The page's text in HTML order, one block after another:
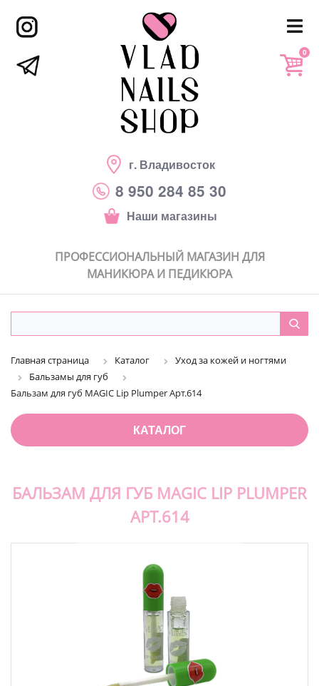
г. Владивосток
8 950 284 85 30
Наши магазины
0
ПРОФЕССИОНАЛЬНЫЙ МАГАЗИН ДЛЯ
МАНИКЮРА И ПЕДИКЮРА
Главная страница Каталог
Уход за кожей и ногтями
Бальзамы для губ
Бальзам для губ MAGIC Lip Plumper Арт.614
КАТАЛОГ
БАЛЬЗАМ ДЛЯ ГУБ MAGIC LIP PLUMPER
АРТ.614